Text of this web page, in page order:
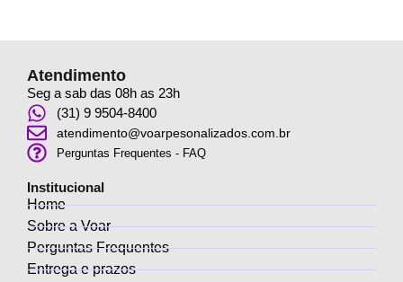
Atendimento
Seg a sab das 08h as 23h
(31) 9 9504-8400
atendimento@voarpesonalizados.com.br
Perguntas Frequentes - FAQ
Institucional
Home
Sobre a Voar
Perguntas Frequentes
Entrega e prazos